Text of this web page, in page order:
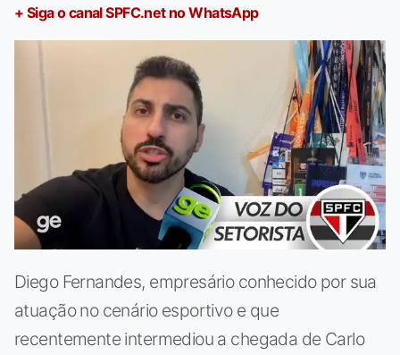
+ Siga o canal SPFC.net no WhatsApp
Diego Fernandes, empresário conhecido por sua
atuação no cenário esportivo e que
recentemente intermediou a chegada de Carlo